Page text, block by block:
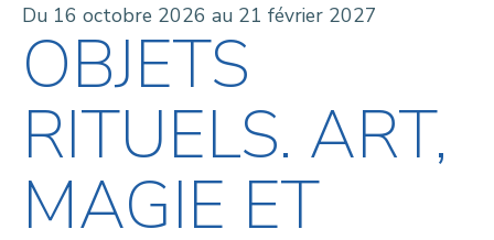
Du 16 octobre 2026 au 21 février 2027
OBJETS
RITUELS. ART,
MAGIE ET